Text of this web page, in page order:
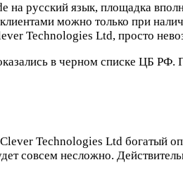
на русский язык, площадка
можно только при
Technologies Ltd, просто
в черном списке ЦБ
Technologies Ltd богатый
совсем несложно.